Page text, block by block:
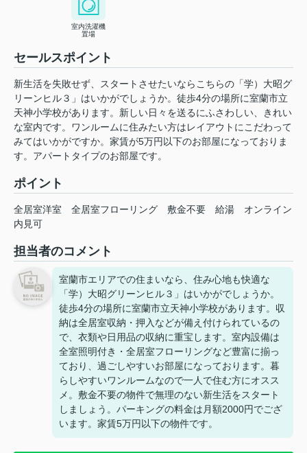
室内洗濯機
置場
セールスポイント
新生活を失敗せず、スタートさせたいならこちらの「学）大昭グ
リーンヒル３」はいかがでしょうか。徒歩4分の場所に室蘭市立
天神小学校があります。新しい日々を送るにふさわしい、きれい
な室内です。ワンルームに住みたい方はレイアウトにこだわって
みてはいかがですか。家賃が5万円以下のお部屋になっておりま
す。アパートタイプのお部屋です。
ポイント
全居室洋室 全居室フローリング 敷金不要 給湯
オンライン
内見可
担当者のコメント
室蘭市エリアでの住まいなら、住み心地も快適な
「学）大昭グリーンヒル３」はいかがでしょうか。
徒歩4分の場所に室蘭市立天神小学校があります。収
納は全居室収納・押入などが備え付けられているの
で、衣類や日用品の収納に重宝します。室内設備は
全室照明付き・全居室フローリングなど豊富に揃っ
ており、過ごしやすいお部屋になっております。暮
らしやすいワンルームなので一人で住む方にオスス
メ。敷金不要の物件で無理のない新生活をスタート
しましょう。パーキングの料金は月額2000円でござ
います。家賃5万円以下の物件です。